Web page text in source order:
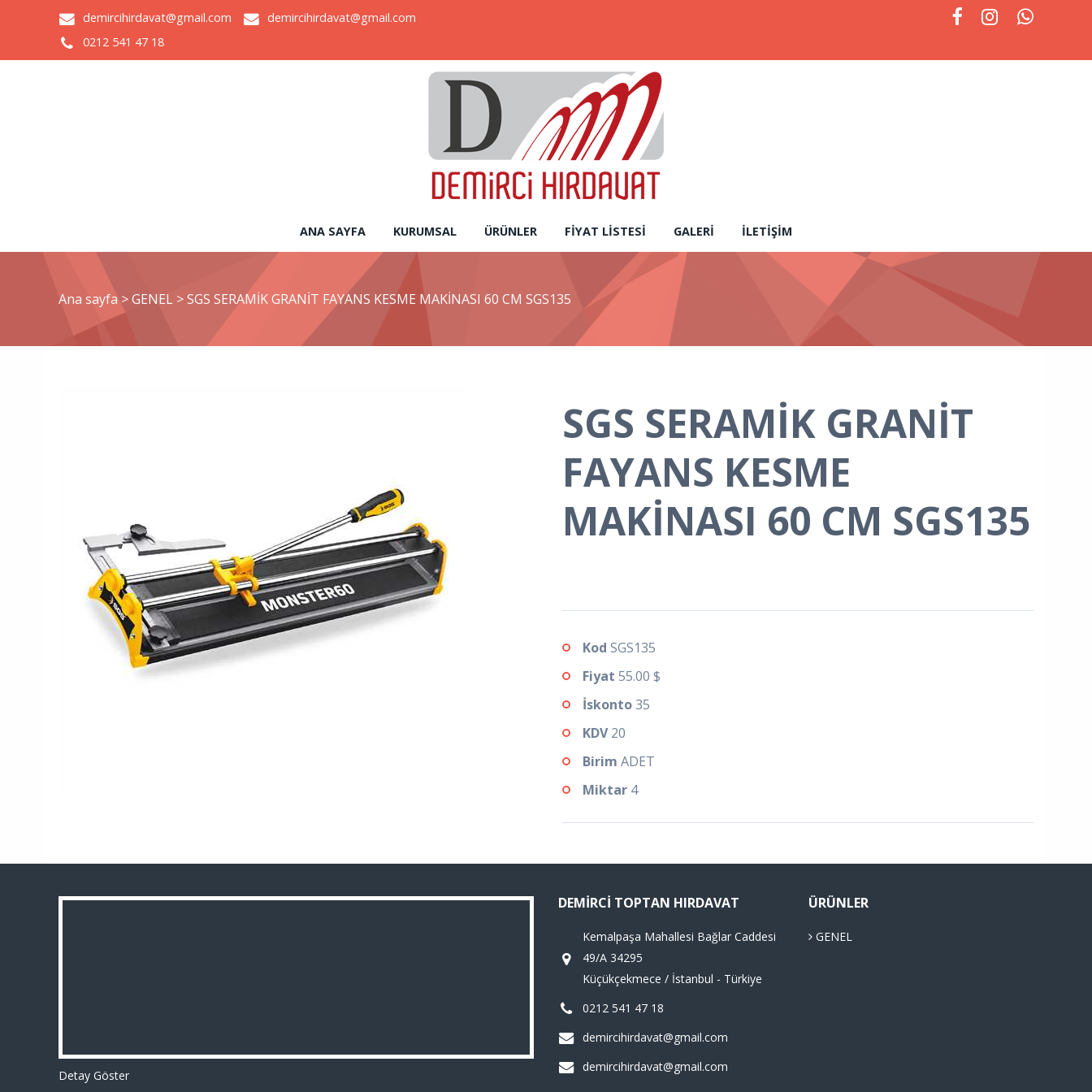
demircihirdavat@gmail.com
demircihirdavat@gmail.com
0212 541 47 18
ANA SAYFA KURUMSAL ÜRÜNLER FIYAT LISTESI GALERI İLETIŞIM
Ana sayfa >GENEL >SGS SERAMİK GRANİT FAYANS KESME MAKİNASI 60 CM SGS135
SGS SERAMİK GRANİT
FAYANS KESME
MAKİNASI 60 CM SGS135
Kod SGS135
Fiyat 55.00 $
İskonto35
KDV20
Birim ADET
Miktar 4
Detay Göster
DEMIRCI TOPTAN HIRDAVAT
Kemalpaşa Mahallesi Bağlar Caddesi
49/A 34295
Küçükçekmece / İstanbul - Türkiye
0212 541 47 18
demircihirdavat@gmail.com
demircihirdavat@gmail.com
ÜRÜNLER
GENEL